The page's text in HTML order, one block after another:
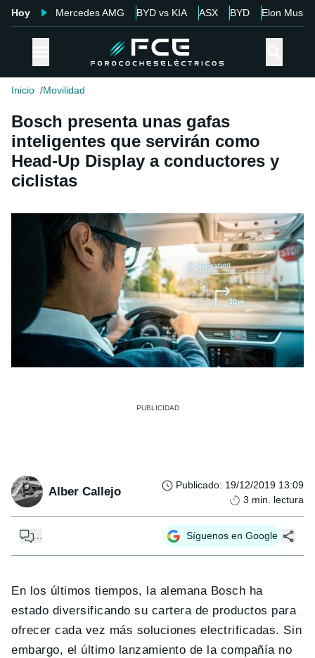
Hoy Mercedes AMG BYD vs KIA ASX BYD Elon Musk
Inicio Movilidad
Bosch presenta unas gafas
inteligentes que servirán como
Head-Up Display a conductores y
ciclistas
Alber Callejo Publicado: 19/12/2019 13:09
3 min. lectura
... Síguenos en Google
En los últimos tiempos, la alemana Bosch ha
estado diversificando su cartera de productos para
ofrecer cada vez más soluciones electrificadas. Sin
embargo, el último lanzamiento de la compañía no